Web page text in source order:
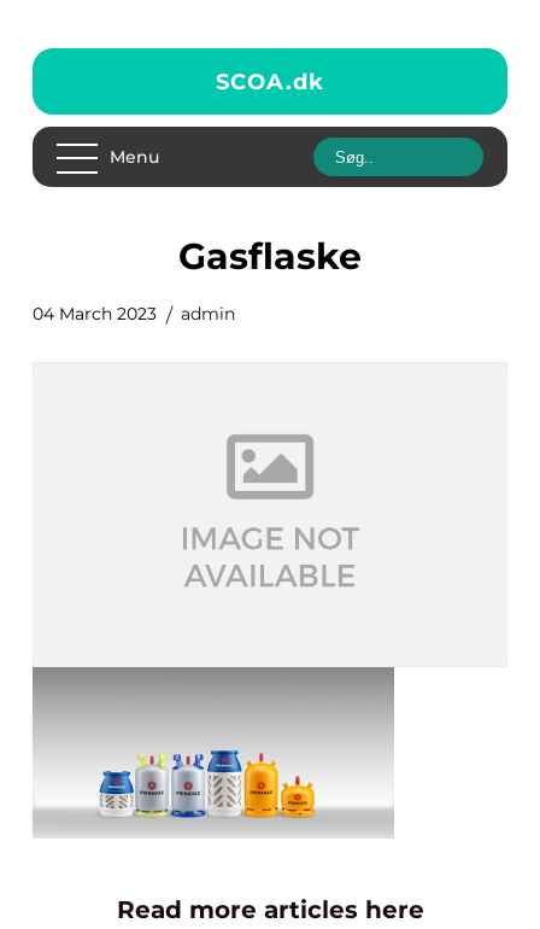
SCOA.dk
Menu
gasflaske
04 March 2023 admin
Read more articles here